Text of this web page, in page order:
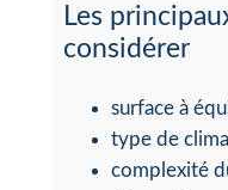
Les
considérer
surface à
type de
complexité